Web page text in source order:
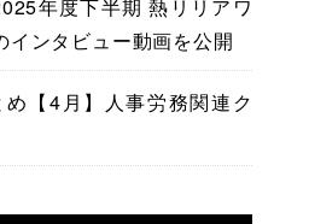
年度下半期 熱リリアワ
インタビュー動画を公開
【4月】人事労務関連ク